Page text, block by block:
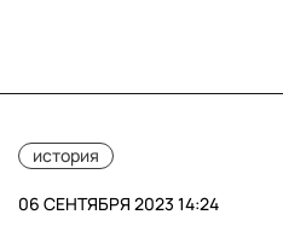
история
06 СЕНТЯБРЯ 2023 14:24